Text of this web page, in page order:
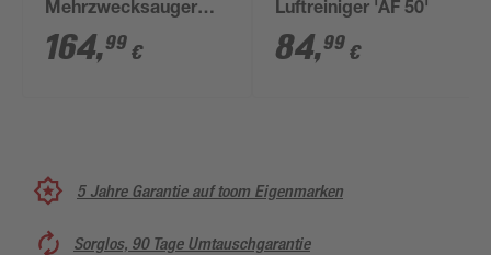
Mehrzwecksauger
'WD 1' Compact
Battery Set
164,99 €
Luftreiniger 'AF 50'
84,99 €
5 Jahre Garantie auf toom Eigenmarken
Sorglos, 90 Tage Umtauschgarantie